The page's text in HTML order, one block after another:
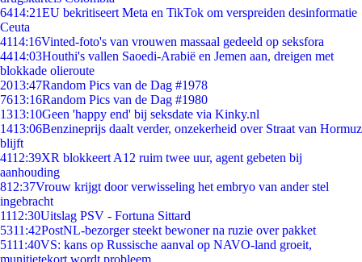
6414:21EU bekritiseert Meta en TikTok om verspreiden desinformatie
Ceuta
4114:16Vinted-foto's van vrouwen massaal gedeeld op seksfora
4414:03Houthi's vallen Saoedi-Arabië en Jemen aan, dreigen met
blokkade olieroute
2013:47Random Pics van de Dag #1978
7613:16Random Pics van de Dag #1980
1313:10Geen 'happy end' bij seksdate via Kinky.nl
1413:06Benzineprijs daalt verder, onzekerheid over Straat van Hormuz
blijft
4112:39XR blokkeert A12 ruim twee uur, agent gebeten bij
aanhouding
812:37Vrouw krijgt door verwisseling het embryo van ander stel
ingebracht
1112:30Uitslag PSV - Fortuna Sittard
5311:42PostNL-bezorger steekt bewoner na ruzie over pakket
5111:40VS: kans op Russische aanval op NAVO-land groeit,
munitietekort wordt probleem